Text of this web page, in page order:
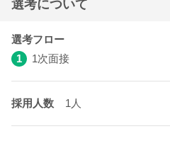
選考について
選考フロー
1
1次面接
採用人数 1人